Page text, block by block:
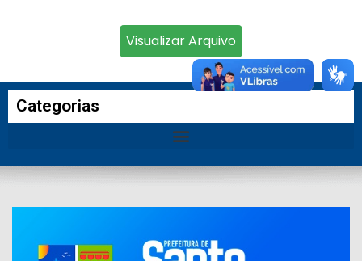
Visualizar Arquivo
Categorias